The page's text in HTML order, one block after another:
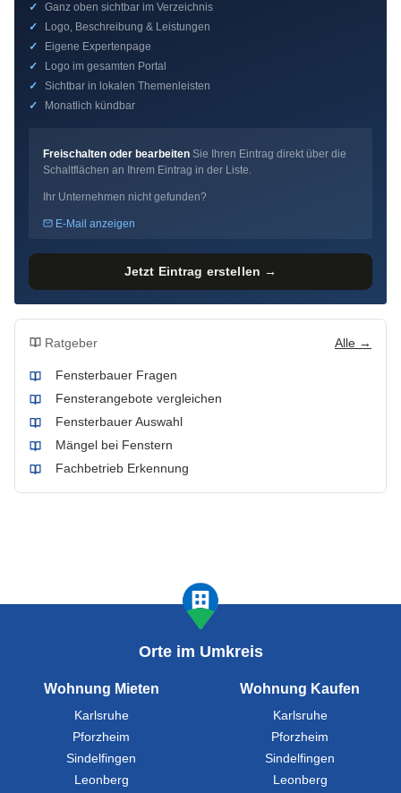
✓
Ganz oben sichtbar im Verzeichnis
✓
Logo, Beschreibung & Leistungen
✓
Eigene Expertenpage
✓
Logo im gesamten Portal
✓
Sichtbar in lokalen Themenleisten
✓
Monatlich kündbar
Freischalten oder bearbeiten Sie Ihren Eintrag direkt über die
Schaltflächen an Ihrem Eintrag in der Liste.
Ihr Unternehmen nicht gefunden?
E-Mail anzeigen
Jetzt Eintrag erstellen →
Ratgeber Alle →
Fensterbauer Fragen
Fensterangebote vergleichen
Fensterbauer Auswahl
Mängel bei Fenstern
Fachbetrieb Erkennung
Orte im Umkreis
Wohnung Mieten
Karlsruhe
Pforzheim
Sindelfingen
Leonberg
Wohnung Kaufen
Karlsruhe
Pforzheim
Sindelfingen
Leonberg